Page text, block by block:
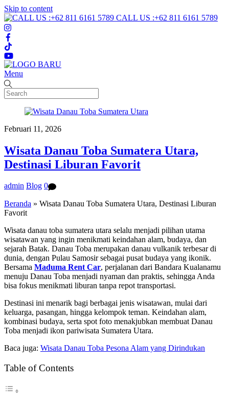
Skip to content
CALL US :+62 811 6161 5789
Menu
Februari 11, 2026
Wisata Danau Toba Sumatera Utara,
Destinasi Liburan Favorit
admin Blog 0
Beranda » Wisata Danau Toba Sumatera Utara, Destinasi Liburan
Favorit
Wisata danau toba sumatera utara selalu menjadi pilihan utama
wisatawan yang ingin menikmati keindahan alam, budaya, dan
sejarah Batak. Danau Toba merupakan danau vulkanik terbesar di
dunia, dengan Pulau Samosir sebagai pusat budaya yang ikonik.
Bersama Maduma Rent Car, perjalanan dari Bandara Kualanamu
menuju Danau Toba menjadi nyaman dan praktis, sehingga Anda
bisa fokus menikmati liburan tanpa repot transportasi.
Destinasi ini menarik bagi berbagai jenis wisatawan, mulai dari
keluarga, pasangan, hingga kelompok teman. Keindahan alam,
kombinasi budaya, serta spot foto menakjubkan membuat Danau
Toba menjadi ikon pariwisata Sumatera Utara.
Baca juga: Wisata Danau Toba Pesona Alam yang Dirindukan
Table of Contents